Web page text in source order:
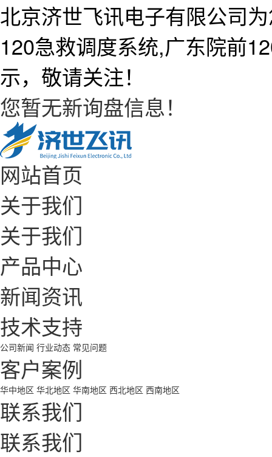
北京济世飞讯电子有限公司
120急救调度系统,广东院前
示，敬请关注！
您暂无新询盘信息！
网站首页
关于我们
关于我们
产品中心
新闻资讯
技术支持
公司新闻 行业动态 常见问题
客户案例
华中地区 华北地区 华南地区 西北地区 西南地区
联系我们
联系我们